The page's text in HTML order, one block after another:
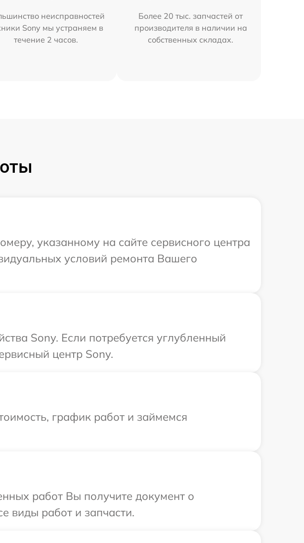
неисправностей
Sony мы устраняем в
течение 2 часов.
Более 20 тыс. запчастей от
производителя в наличии на
собственных складах.
указанному на сайте сервисного центра
условий ремонта Вашего
Sony. Если потребуется углубленный
центр Sony.
график работ и займемся
работ Вы получите документ о
виды работ и запчасти.